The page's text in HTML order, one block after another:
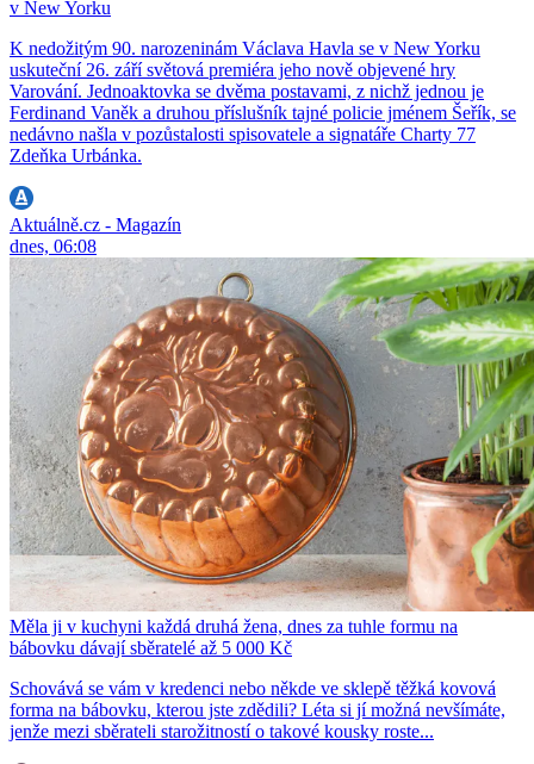
v New Yorku
K nedožitým 90. narozeninám Václava Havla se v New Yorku
uskuteční 26. září světová premiéra jeho nově objevené hry
Varování. Jednoaktovka se dvěma postavami, z nichž jednou je
Ferdinand Vaněk a druhou příslušník tajné policie jménem Šeřík, se
nedávno našla v pozůstalosti spisovatele a signatáře Charty 77
Zdeňka Urbánka.
Aktuálně.cz - Magazín
dnes, 06:08
Měla ji v kuchyni každá druhá žena, dnes za tuhle formu na
bábovku dávají sběratelé až 5 000 Kč
Schovává se vám v kredenci nebo někde ve sklepě těžká kovová
forma na bábovku, kterou jste zdědili? Léta si jí možná nevšímáte,
jenže mezi sběrateli starožitností o takové kousky roste...